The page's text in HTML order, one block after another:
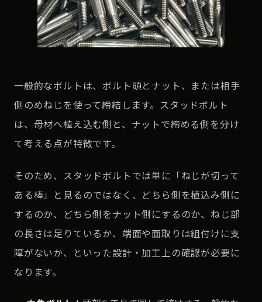
一般的なボルトは、ボルト頭とナット、または相手
側のめねじを使って締結します。スタッドボルト
は、母材へ植え込む側と、ナットで締める側を分け
て考える点が特徴です。
そのため、スタッドボルトでは単に「ねじが切って
ある棒」と見るのではなく、どちら側を植込み側に
するのか、どちら側をナット側にするのか、ねじ部
の長さは足りているか、端面や面取りは組付けに支
障がないか、といった設計・加工上の確認が必要に
なります。